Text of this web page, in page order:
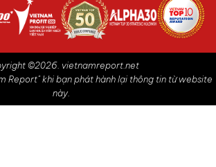
©2026. vietnamreport.net
Report" khi bạn phát hành lại thông tin từ website
này.